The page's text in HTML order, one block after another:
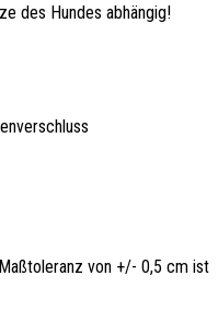
des Hundes abhängig!
von +/- 0,5 cm ist